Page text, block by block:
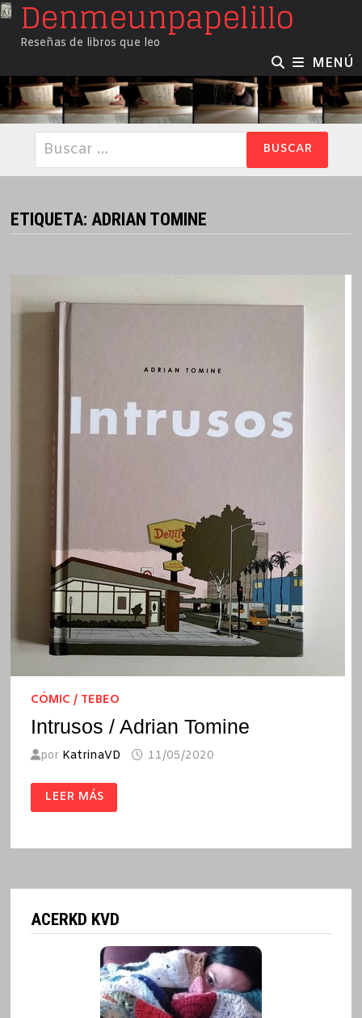
SaltarDenmeunpapelillo
Reseñas de libros que leo
MENÚ
Buscar:
ETIQUETA: ADRIAN TOMINE
CÓMIC / TEBEO
Intrusos / Adrian Tomine
por KatrinaVD 11/05/2020
INTRUSOS
/
ADRIAN
LEER MÁS
ACERKD KVD